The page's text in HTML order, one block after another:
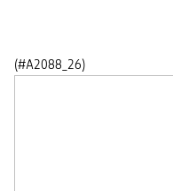
(#A2088_26)